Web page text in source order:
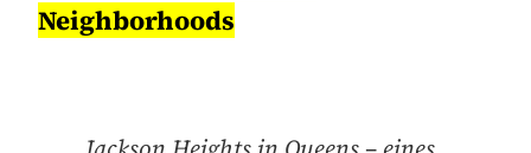
Neighborhoods